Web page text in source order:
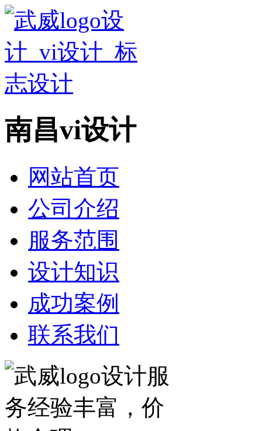
南昌vi设计
网站首页
公司介绍
服务范围
设计知识
成功案例
联系我们